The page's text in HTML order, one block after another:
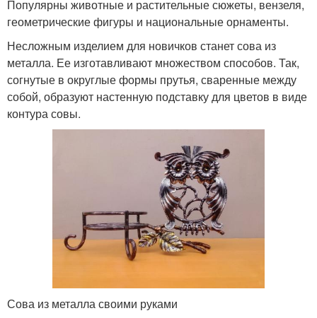
Популярны животные и растительные сюжеты, вензеля,
геометрические фигуры и национальные орнаменты.
Несложным изделием для новичков станет сова из
металла. Ее изготавливают множеством способов. Так,
согнутые в округлые формы прутья, сваренные между
собой, образуют настенную подставку для цветов в виде
контура совы.
Сова из металла своими руками